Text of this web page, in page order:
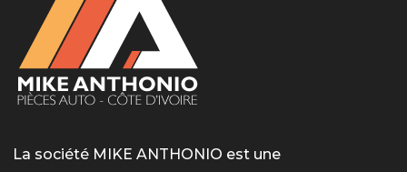
La société MIKE ANTHONIO est une